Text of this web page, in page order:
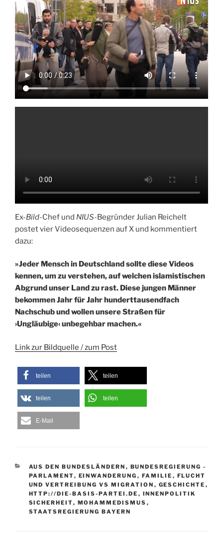
Ex-Bild-Chef und NIUS-Begründer Julian Reichelt
postet vier Videosequenzen auf X und kommentiert
dazu:
»Jeder Mensch in Deutschland sollte diese Videos
kennen, um zu verstehen, auf welchen islamistischen
Abgrund unser Land zu rast. Diese jungen Männer
bekommen Jahr für Jahr hunderttausendfach
Nachschub und wollen unsere Straßen für
›Ungläubige‹ unbegehbar machen.«
Link zur Bildquelle / zum Post
teilen teilen
teilen teilen
E-Mail
KATEGORIEN
AUS DEN BUNDESLÄNDERN , BUNDESREGIERUNG -
PARLAMENT, EINWANDERUNG , FAMILIE , FLUCHT
UND VERTREIBUNG VS MIGRATION , GESCHICHTE ,
HTTP://DIE-BASIS-PARTEI.DE , INNENPOLITIK
SICHERHEIT, MOHAMMEDISMUS ,
STAATSREGIERUNG BAYERN